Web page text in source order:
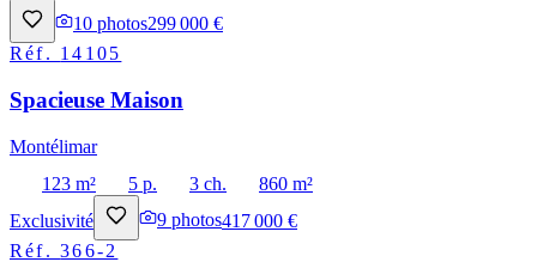
10 photos299 000 €
Réf. 14105
Spacieuse Maison
Montélimar
123 m²
5 p. 3 ch.
860 m²
Exclusivité
9 photos417 000 €
Réf.366-2